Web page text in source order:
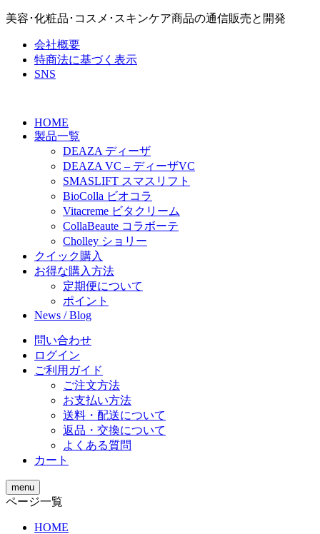
美容･化粧品･コスメ･スキンケア商品の通信販売と開発
会社概要
特商法に基づく表示
SNS
HOME
製品一覧
DEAZA ディーザ
DEAZA VC – ディーザVC
SMASLIFT スマスリフト
BioColla ビオコラ
Vitacreme ビタクリーム
CollaBeaute コラボーテ
Cholley ショリー
クイック購入
お得な購入方法
定期便について
ポイント
News / Blog
問い合わせ
ログイン
ご利用ガイド
ご注文方法
お支払い方法
送料・配送について
返品・交換について
よくある質問
カート
menu
ページ一覧
HOME